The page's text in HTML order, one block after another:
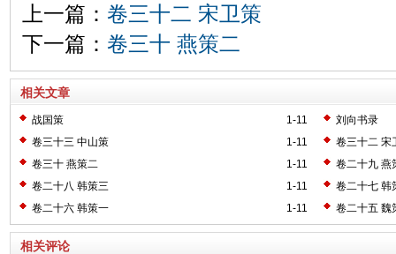
上一篇： 卷三十二 宋卫策
下一篇： 卷三十 燕策二
相关文章
1-11
战国策
刘向书录
1-11
卷三十三 中山策
卷三十二 宋
1-11
卷三十 燕策二
卷二十九 燕
1-11
卷二十八 韩策三
卷二十七 韩
1-11
卷二十六 韩策一 卷二十五 魏
相关评论